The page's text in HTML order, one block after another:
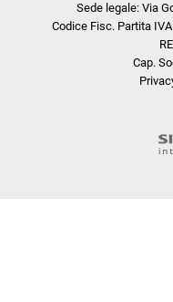
Sede legale: Via
Codice Fisc. Partita
Cap.